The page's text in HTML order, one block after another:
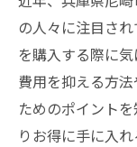
の人々に注目さ
を購入する際に
費用を抑える方
ためのポイント
りお得に手に入